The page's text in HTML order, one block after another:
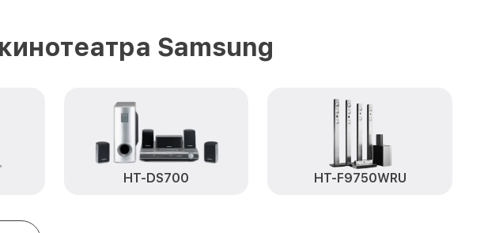
Samsung
HT-DS700 HT-F9750WRU